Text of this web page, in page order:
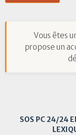
Vous êtes
propose un
SOS PC 24/24